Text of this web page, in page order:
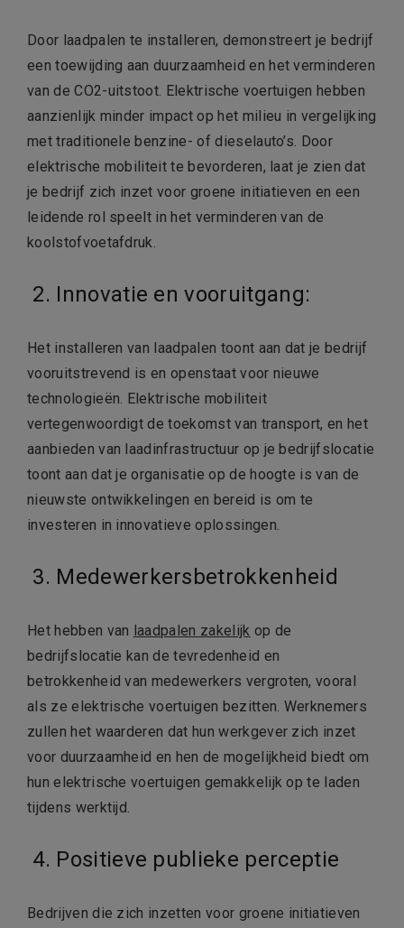
Door laadpalen te installeren, demonstreert je bedrijf
een toewijding aan duurzaamheid en het verminderen
van de CO2-uitstoot. Elektrische voertuigen hebben
aanzienlijk minder impact op het milieu in vergelijking
met traditionele benzine- of dieselauto’s. Door
elektrische mobiliteit te bevorderen, laat je zien dat
je bedrijf zich inzet voor groene initiatieven en een
leidende rol speelt in het verminderen van de
koolstofvoetafdruk.
2. Innovatie en vooruitgang:
Het installeren van laadpalen toont aan dat je bedrijf
vooruitstrevend is en openstaat voor nieuwe
technologieën. Elektrische mobiliteit
vertegenwoordigt de toekomst van transport, en het
aanbieden van laadinfrastructuur op je bedrijfslocatie
toont aan dat je organisatie op de hoogte is van de
nieuwste ontwikkelingen en bereid is om te
investeren in innovatieve oplossingen.
3. Medewerkersbetrokkenheid
Het hebben van laadpalen zakelijk op de
bedrijfslocatie kan de tevredenheid en
betrokkenheid van medewerkers vergroten, vooral
als ze elektrische voertuigen bezitten. Werknemers
zullen het waarderen dat hun werkgever zich inzet
voor duurzaamheid en hen de mogelijkheid biedt om
hun elektrische voertuigen gemakkelijk op te laden
tijdens werktijd.
4. Positieve publieke perceptie
Bedrijven die zich inzetten voor groene initiatieven